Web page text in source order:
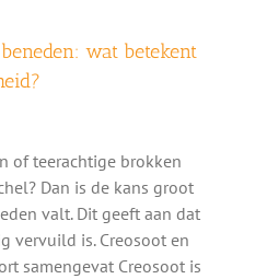
wat betekent
of teerachtige brokken
Dan is de kans groot
valt. Dit geeft aan dat
vervuild is. Creosoot en
samengevat Creosoot is